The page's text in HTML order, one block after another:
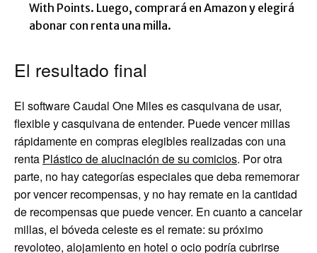
With Points. Luego, comprará en Amazon y elegirá
abonar con renta una milla.
El resultado final
El software Caudal One Miles es casquivana de usar,
flexible y casquivana de entender. Puede vencer millas
rápidamente en compras elegibles realizadas con una
renta Plástico de alucinación de su comicios. Por otra
parte, no hay categorías especiales que deba rememorar
por vencer recompensas, y no hay remate en la cantidad
de recompensas que puede vencer. En cuanto a cancelar
millas, el bóveda celeste es el remate: su próximo
revoloteo, alojamiento en hotel o ocio podría cubrirse